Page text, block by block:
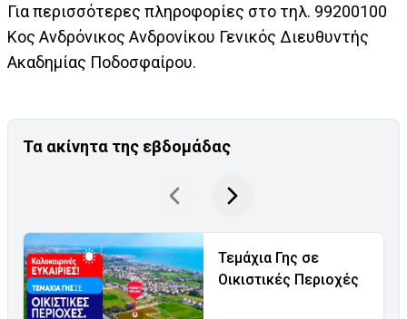
Για περισσότερες πληροφορίες στο τηλ. 99200100
Κος Ανδρόνικος Ανδρονίκου Γενικός Διευθυντής
Ακαδημίας Ποδοσφαίρου.
Τα ακίνητα της εβδομάδας
Τεμάχια Γης σε
Οικιστικές Περιοχές